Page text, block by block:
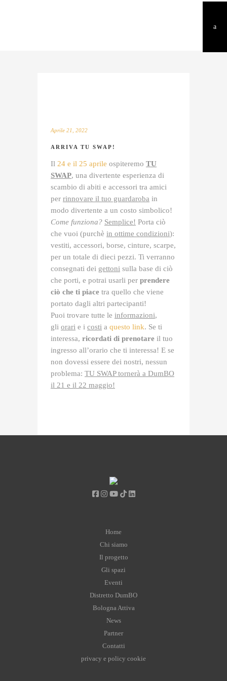
Aprile 21, 2022
ARRIVA TU SWAP!
Il 24 e il 25 aprile ospiteremo TU
SWAP, una divertente esperienza di
scambio di abiti e accessori tra amici
per rinnovare il tuo guardaroba in
modo divertente a un costo simbolico!
Come funziona? Semplice! Porta ciò
che vuoi (purchè in ottime condizioni):
vestiti, accessori, borse, cinture, scarpe,
per un totale di dieci pezzi. Ti verranno
consegnati dei gettoni sulla base di ciò
che porti, e potrai usarli per prendere
ciò che ti piace tra quello che viene
portato dagli altri partecipanti!
Puoi trovare tutte le informazioni,
gli orari e i costi a questo link. Se ti
interessa, ricordati di prenotare il tuo
ingresso all’orario che ti interessa! E se
non dovessi essere dei nostri, nessun
problema: TU SWAP tornerà a DumBO
il 21 e il 22 maggio!
Home
Chi siamo
Il progetto
Gli spazi
Eventi
Distretto DumBO
Bologna Attiva
News
Partner
Contatti
privacy e policy cookie